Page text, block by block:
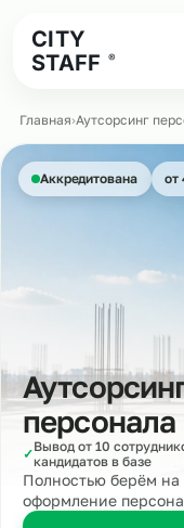
CITY
STAFF
®
Главная›Аутсорсинг
Аккредитована от
персонала
✓Вывод от 10
кандидатов в базе
Полностью берём на
оформление